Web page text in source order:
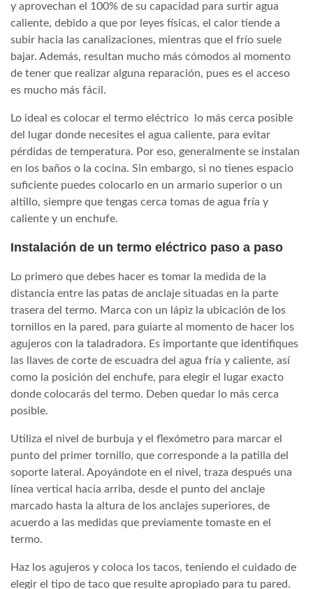
y aprovechan el 100% de su capacidad para surtir agua
caliente, debido a que por leyes físicas, el calor tiende a
subir hacia las canalizaciones, mientras que el frío suele
bajar. Además, resultan mucho más cómodos al momento
de tener que realizar alguna reparación, pues es el acceso
es mucho más fácil.
Lo ideal es colocar el termo eléctrico lo más cerca posible
del lugar donde necesites el agua caliente, para evitar
pérdidas de temperatura. Por eso, generalmente se instalan
en los baños o la cocina. Sin embargo, si no tienes espacio
suficiente puedes colocarlo en un armario superior o un
altillo, siempre que tengas cerca tomas de agua fría y
caliente y un enchufe.
Instalación de un termo eléctrico paso a paso
Lo primero que debes hacer es tomar la medida de la
distancia entre las patas de anclaje situadas en la parte
trasera del termo. Marca con un lápiz la ubicación de los
tornillos en la pared, para guiarte al momento de hacer los
agujeros con la taladradora. Es importante que identifiques
las llaves de corte de escuadra del agua fría y caliente, así
como la posición del enchufe, para elegir el lugar exacto
donde colocarás del termo. Deben quedar lo más cerca
posible.
Utiliza el nivel de burbuja y el flexómetro para marcar el
punto del primer tornillo, que corresponde a la patilla del
soporte lateral. Apoyándote en el nivel, traza después una
línea vertical hacia arriba, desde el punto del anclaje
marcado hasta la altura de los anclajes superiores, de
acuerdo a las medidas que previamente tomaste en el
termo.
Haz los agujeros y coloca los tacos, teniendo el cuidado de
elegir el tipo de taco que resulte apropiado para tu pared.